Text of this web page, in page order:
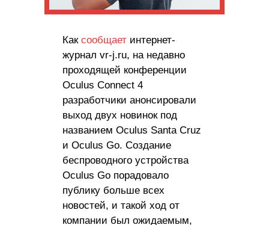
Как сообщает интернет-
журнал vr-j.ru, на недавно
проходящей конференции
Oculus Connect 4
разработчики анонсировали
выход двух новинок под
названием Oculus Santa Cruz
и Oculus Go. Создание
беспроводного устройства
Oculus Go порадовало
публику больше всех
новостей, и такой ход от
компании был ожидаемым,